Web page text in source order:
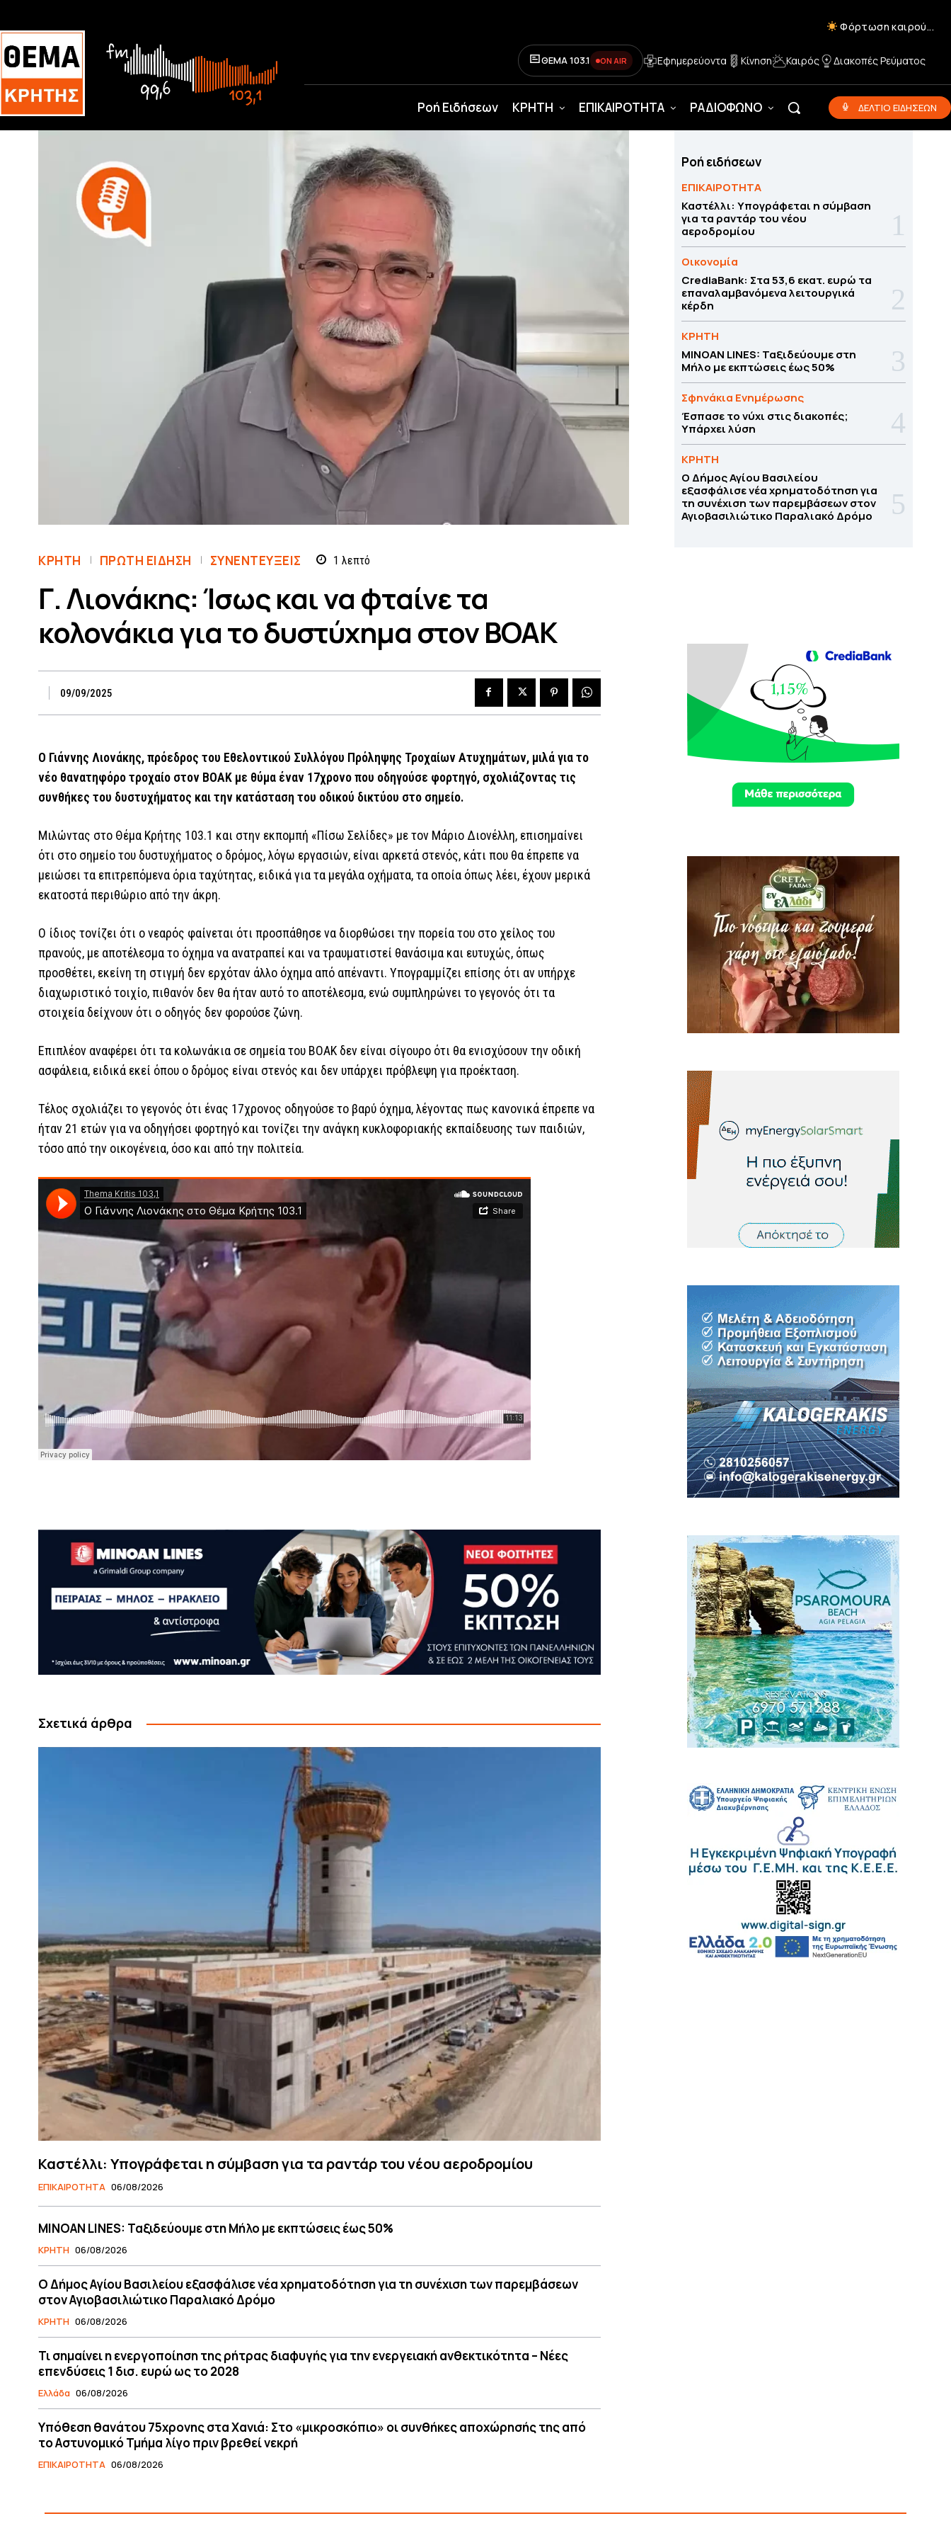
Φόρτωση καιρού...
ΘΕΜΑ 103.1 ON AIR Εφημερεύοντα Κίνηση Καιρός Διακοπές Ρεύματος
Ροή Ειδήσεων ΚΡΗΤΗ ΕΠΙΚΑΙΡΟΤΗΤΑ ΡΑΔΙΟΦΩΝΟ ΔΕΛΤΙΟ ΕΙΔΗΣΕΩΝ
ΚΡΗΤΗ ΠΡΏΤΗ ΕΊΔΗΣΗ ΣΥΝΕΝΤΕΎΞΕΙΣ 1 λεπτό
Γ. Λιονάκης: Ίσως και να φταίνε τα
κολονάκια για το δυστύχημα στον ΒΟΑΚ
09/09/2025
O Γιάννης Λιονάκης, πρόεδρος του Εθελοντικού Συλλόγου Πρόληψης Τροχαίων Ατυχημάτων, μιλά για το
νέο θανατηφόρο τροχαίο στον ΒΟΑΚ με θύμα έναν 17χρονο που οδηγούσε φορτηγό, σχολιάζοντας τις
συνθήκες του δυστυχήματος και την κατάσταση του οδικού δικτύου στο σημείο.
Μιλώντας στο Θέμα Κρήτης 103.1 και στην εκπομπή «Πίσω Σελίδες» με τον Μάριο Διονέλλη, επισημαίνει
ότι στο σημείο του δυστυχήματος ο δρόμος, λόγω εργασιών, είναι αρκετά στενός, κάτι που θα έπρεπε να
μειώσει τα επιτρεπόμενα όρια ταχύτητας, ειδικά για τα μεγάλα οχήματα, τα οποία όπως λέει, έχουν μερικά
εκατοστά περιθώριο από την άκρη.
Ο ίδιος τονίζει ότι ο νεαρός φαίνεται ότι προσπάθησε να διορθώσει την πορεία του στο χείλος του
πρανούς, με αποτέλεσμα το όχημα να ανατραπεί και να τραυματιστεί θανάσιμα και ευτυχώς, όπως
προσθέτει, εκείνη τη στιγμή δεν ερχόταν άλλο όχημα από απέναντι. Υπογραμμίζει επίσης ότι αν υπήρχε
διαχωριστικό τοιχίο, πιθανόν δεν θα ήταν αυτό το αποτέλεσμα, ενώ συμπληρώνει το γεγονός ότι τα
στοιχεία δείχνουν ότι ο οδηγός δεν φορούσε ζώνη.
Επιπλέον αναφέρει ότι τα κολωνάκια σε σημεία του ΒΟΑΚ δεν είναι σίγουρο ότι θα ενισχύσουν την οδική
ασφάλεια, ειδικά εκεί όπου ο δρόμος είναι στενός και δεν υπάρχει πρόβλεψη για προέκταση.
Τέλος σχολιάζει το γεγονός ότι ένας 17χρονος οδηγούσε το βαρύ όχημα, λέγοντας πως κανονικά έπρεπε να
ήταν 21 ετών για να οδηγήσει φορτηγό και τονίζει την ανάγκη κυκλοφοριακής εκπαίδευσης των παιδιών,
τόσο από την οικογένεια, όσο και από την πολιτεία.
Σχετικά άρθρα
Καστέλλι: Υπογράφεται η σύμβαση για τα ραντάρ του νέου αεροδρομίου
ΕΠΙΚΑΙΡΟΤΗΤΑ 06/08/2026
MINOAN LINES: Ταξιδεύουμε στη Μήλο με εκπτώσεις έως 50%
ΚΡΗΤΗ 06/08/2026
O Δήμος Αγίου Βασιλείου εξασφάλισε νέα χρηματοδότηση για τη συνέχιση των παρεμβάσεων
στον Αγιοβασιλιώτικο Παραλιακό Δρόμο
ΚΡΗΤΗ 06/08/2026
Τι σημαίνει η ενεργοποίηση της ρήτρας διαφυγής για την ενεργειακή ανθεκτικότητα – Νέες
επενδύσεις 1 δισ. ευρώ ως το 2028
Ελλάδα 06/08/2026
Υπόθεση θανάτου 75χρονης στα Χανιά: Στο «μικροσκόπιο» οι συνθήκες αποχώρησής της από
το Αστυνομικό Τμήμα λίγο πριν βρεθεί νεκρή
ΕΠΙΚΑΙΡΟΤΗΤΑ 06/08/2026
Ροή ειδήσεων
ΕΠΙΚΑΙΡΟΤΗΤΑ
Καστέλλι: Υπογράφεται η σύμβαση
για τα ραντάρ του νέου
αεροδρομίου
Οικονομία
CrediaBank: Στα 53,6 εκατ. ευρώ τα
επαναλαμβανόμενα λειτουργικά
κέρδη
ΚΡΗΤΗ
MINOAN LINES: Ταξιδεύουμε στη
Μήλο με εκπτώσεις έως 50%
Σφηνάκια Ενημέρωσης
Έσπασε το νύχι στις διακοπές;
Υπάρχει λύση
ΚΡΗΤΗ
O Δήμος Αγίου Βασιλείου
εξασφάλισε νέα χρηματοδότηση για
τη συνέχιση των παρεμβάσεων στον
Αγιοβασιλιώτικο Παραλιακό Δρόμο